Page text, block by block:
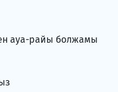
ауа-райы болжамы